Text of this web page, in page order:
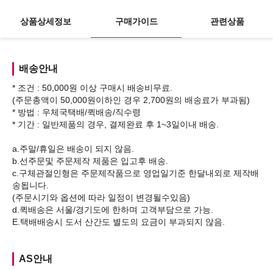
상품상세정보 구매가이드 관련상품
배송안내
* 조건 : 50,000원 이상 구매시 배송비무료.
(주문총액이 50,000원이하인 경우 2,700원의 배송료가 부과됨)
* 방법 : 우체국택배/퀵배송/직수령
* 기간 : 일반제품의 경우, 결제완료 후 1~3일이내 배송.
a.주말/휴일은 배송이 되지 않음.
b.선주문및 주문제작 제품은 입고후 배송.
c.구체관절인형은 주문제작품으로 영업일기준 한달내외로 제작배
송됩니다.
(주문시기와 옵션에 따라 일정이 변경될수있음)
d.퀵배송은 서울/경기도에 한하며 고객부담으로 가능.
AS안내